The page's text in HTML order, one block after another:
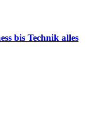
bis Technik alles